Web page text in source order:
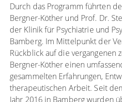
Durch das Programm führten
Bergner-Köther und Prof. Dr.
der Klinik für Psychiatrie und
Bamberg. Im Mittelpunkt der
Rückblick auf die vergangenen
Bergner-Köther einen
gesammelten Erfahrungen,
therapeutischen Arbeit. Seit
Jahr 2016 in Bamberg wurden